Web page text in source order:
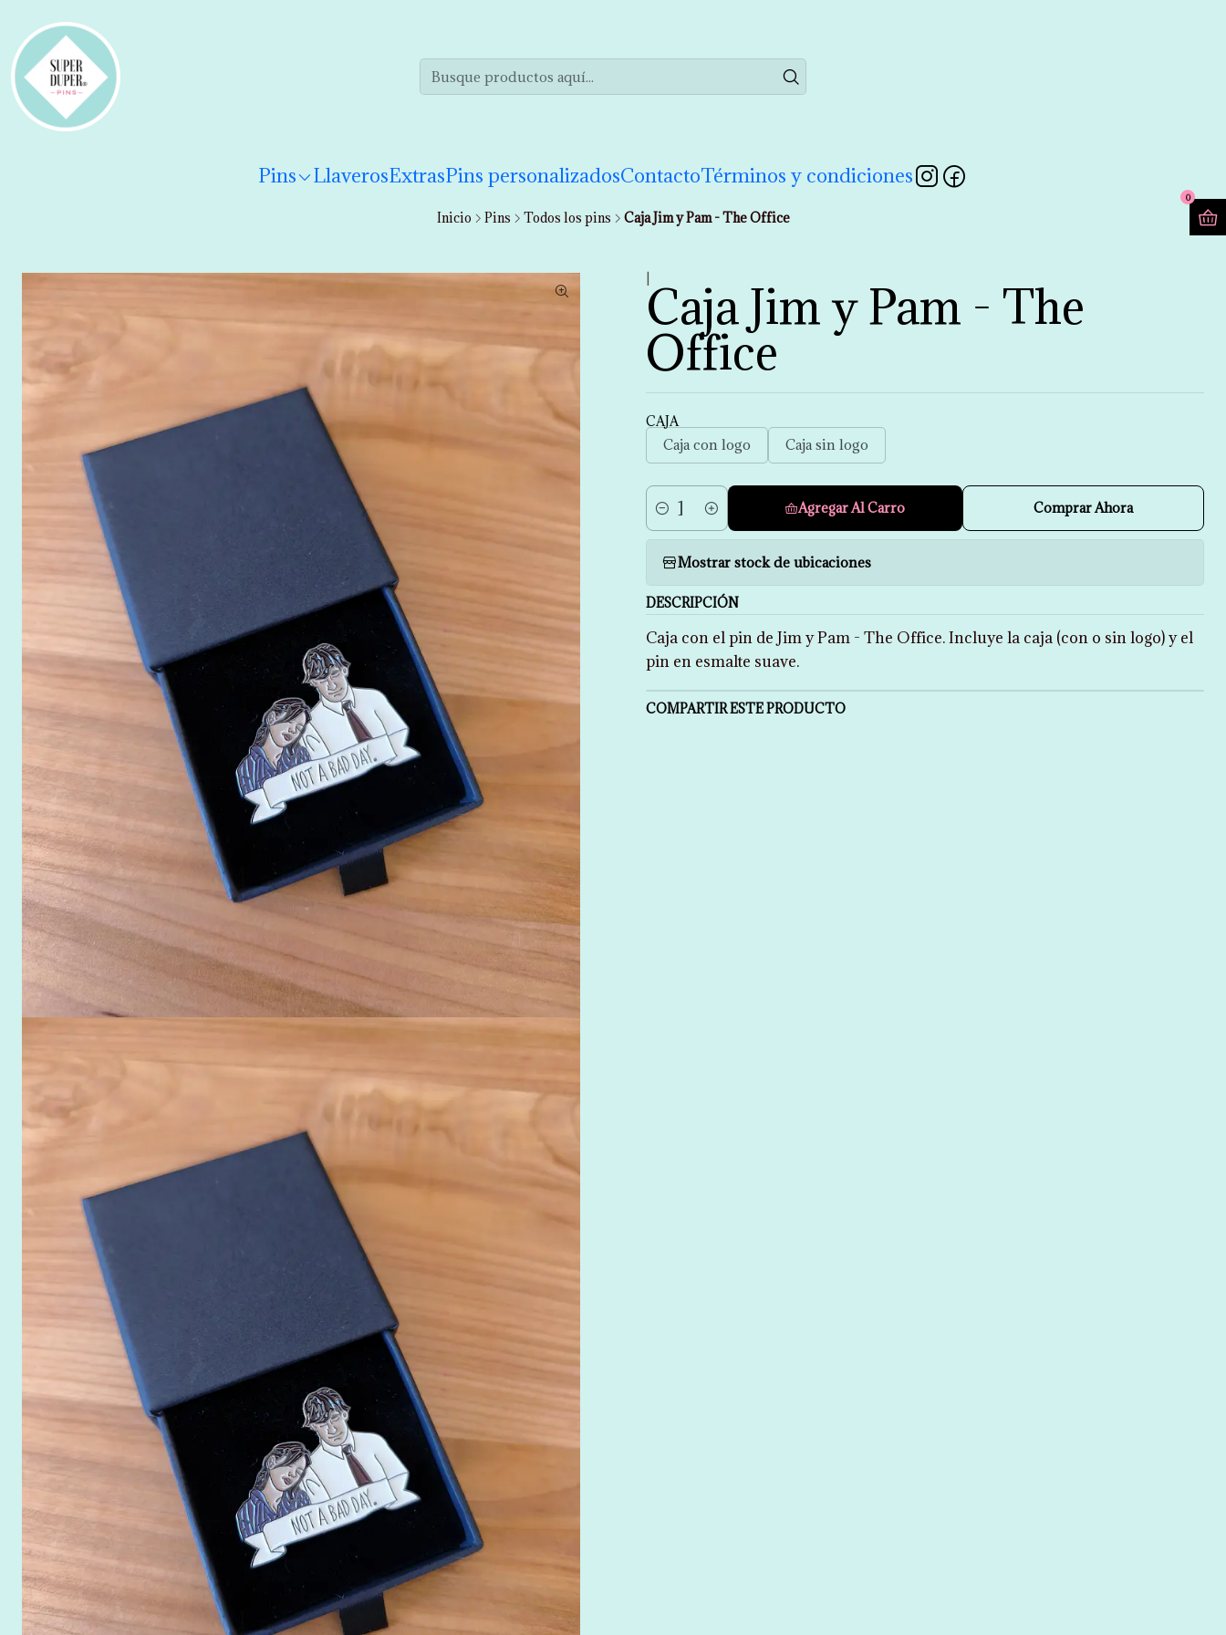
Pins LlaverosExtrasPins personalizadosContactoTérminos y condiciones
0
Inicio Pins Todos los pins Caja Jim y Pam - The Office
Caja Jim y Pam - The
Office
CAJA
Caja con logo
Caja sin logo
Cantidad
Agregar Al Carro Comprar Ahora
Mostrar stock de ubicaciones
DESCRIPCIÓN
Caja con el pin de Jim y Pam - The Office. Incluye la caja (con o sin logo) y el
pin en esmalte suave.
COMPARTIR ESTE PRODUCTO